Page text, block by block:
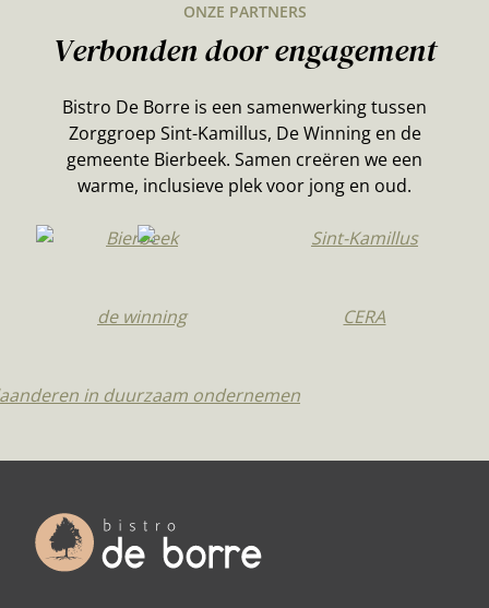
ONZE PARTNERS
Verbonden door engagement
Bistro De Borre is een samenwerking tussen
Zorggroep Sint-Kamillus, De Winning en de
gemeente Bierbeek. Samen creëren we een
warme, inclusieve plek voor jong en oud.